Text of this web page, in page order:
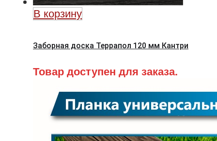
В корзину
Заборная доска Террапол 120 мм Кантри
Товар доступен для заказа.